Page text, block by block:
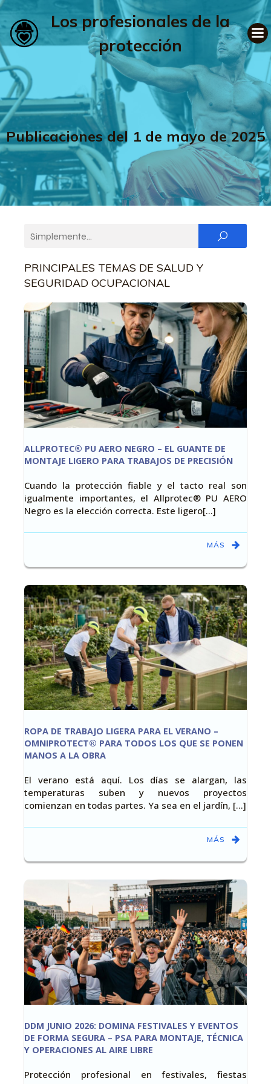
Los profesionales de la
protección
Publicaciones del 1 de mayo de 2025
PRINCIPALES TEMAS DE SALUD Y
SEGURIDAD OCUPACIONAL
ALLPROTEC® PU AERO NEGRO – EL GUANTE DE
MONTAJE LIGERO PARA TRABAJOS DE PRECISIÓN
Cuando la protección fiable y el tacto real son
igualmente importantes, el Allprotec® PU AERO
Negro es la elección correcta. Este ligero[…]
MÁS
ROPA DE TRABAJO LIGERA PARA EL VERANO –
OMNIPROTECT® PARA TODOS LOS QUE SE PONEN
MANOS A LA OBRA
El verano está aquí. Los días se alargan, las
temperaturas suben y nuevos proyectos
comienzan en todas partes. Ya sea en el jardín, [...]
MÁS
DDM JUNIO 2026: DOMINA FESTIVALES Y EVENTOS
DE FORMA SEGURA – PSA PARA MONTAJE, TÉCNICA
Y OPERACIONES AL AIRE LIBRE
Protección profesional en festivales, fiestas